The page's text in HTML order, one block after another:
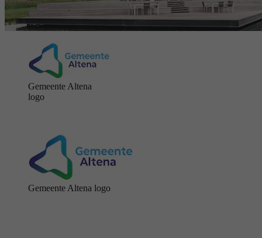
Gemeente Altena
logo
Gemeente Altena logo